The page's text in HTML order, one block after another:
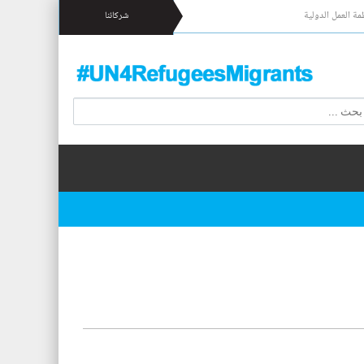
العمل الدولية شركائنا